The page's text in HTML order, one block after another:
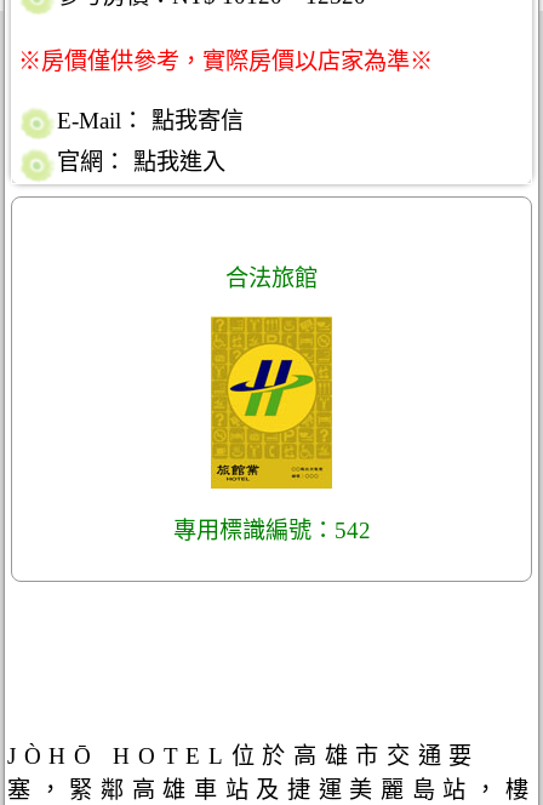
※房價僅供參考，實際房價以店家為準※
E-Mail：
點我寄信
官網：
點我進入
合法旅館
專用標識編號：542
JÒHŌ HOTEL位於高雄市交通要
塞，緊鄰高雄車站及捷運美麗島站，樓